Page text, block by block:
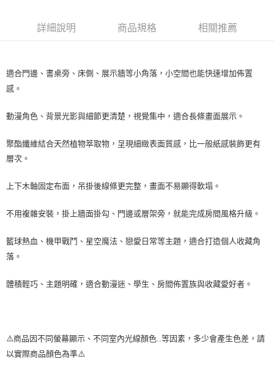
※ 請注意：結帳手續完成當下不需立刻繳費，但若您需要取消訂單，請聯絡
是否繳費成功／繳費後需取消欲退款等相關疑問，請聯繫「AFTEE先享後付
客戶支援中心」https://netprotections.freshdesk.com/support/home
１．透過由恩沛科技股份有限公司提供之「AFTEE先享後付」服務完成之交
２．關於個人資料處理事宜，請瀏覽以下網址：
https://aftee.tw/terms/#terms3
任。
時審查核予不同之上限額度；若仍有額度不足之情形，本公司將視審查結果
恩沛科技股份有限公司將有權停止該用戶之使用額度並採取法律行動。
黑貓貨到付款
詳細說明 商品規格 相關推薦
適合門邊、書桌旁、床側、展示牆等小角落，小空間也能快速增加佈置
感。
動漫角色、背景光影與細節更清楚，視覺集中，適合長條畫面展示。
聚酯纖維結合天然植物萃取物，呈現細緻表面質感，比一般紙感裝飾更有
層次。
上下木軸固定布面，吊掛後線條更完整，畫面不易顯得軟塌。
不用複雜安裝，掛上牆面掛勾、門邊或層架旁，就能完成房間風格升級。
籃球熱血、機甲戰鬥、星空魔法、戀愛日常等主題，適合打造個人收藏角
落。
體積輕巧、主題明確，適合動漫迷、學生、房間佈置族與收藏愛好者。
⚠️商品因不同螢幕顯示、不同室內光線顏色..等因素，多少會產生色差，請
以實際商品顏色為準⚠️